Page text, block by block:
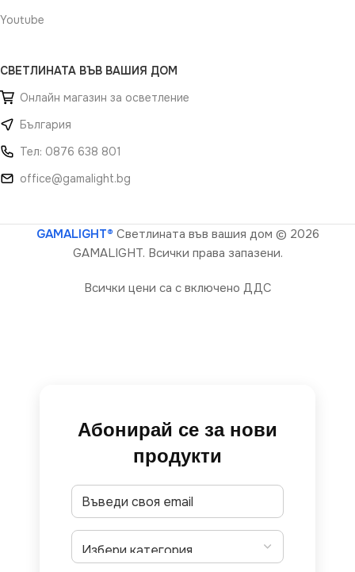
Youtube
СВЕТЛИНАТА ВЪВ ВАШИЯ ДОМ
Онлайн магазин за осветление
България
Тел: 0876 638 801
office@gamalight.bg
GAMALIGHT® Светлината във вашия дом © 2026
GAMALIGHT. Всички права запазени.
Всички цени са с включено ДДС
Абонирай се за нови
продукти